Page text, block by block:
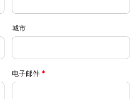
城市
电子邮件